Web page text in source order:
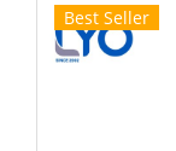
Best Seller